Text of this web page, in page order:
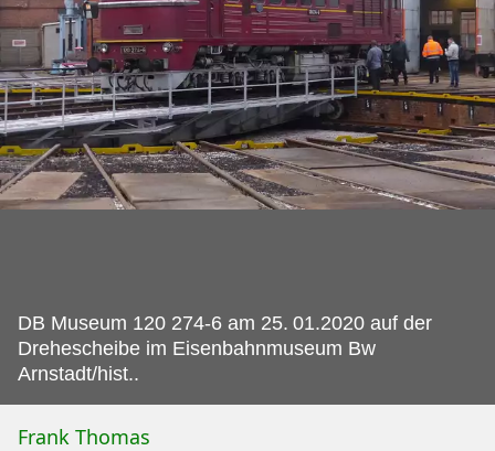
DB Museum 120 274-6 am 25. 01.2020 auf der
Drehescheibe im Eisenbahnmuseum Bw
Arnstadt/hist..
Frank Thomas